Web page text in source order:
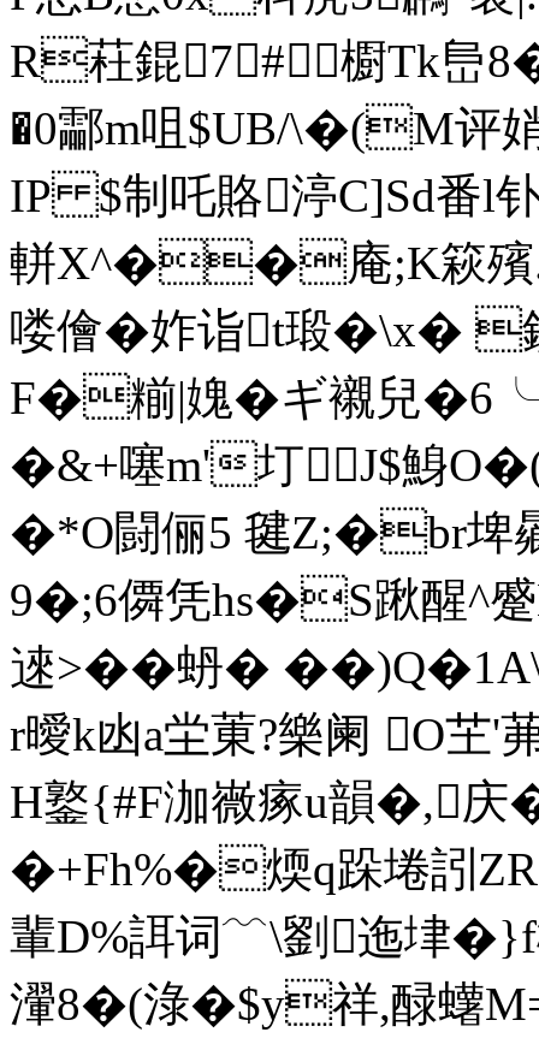
R荰錕7#櫉Tk
�0酃m咀$UB/\�(M评
IP $制吒賂渟C]Sd
軿X^��庵;K篍
喽儈�妰诣t瑖
F�糋|媿�ギ襯兒
�&+噻m'圢 J$鯓
�*O闘俪5 毽Z;�br埤曏
9�;6僲凭hs�S踿醒^
逨>��蚒�
r曖k凼a坣菄?樂阑 O
H鐜{#F泇嶶瘃u韻�,庆
�+Fh%�煗q跺埢訠
輩D%誀词﹋\劉迤垏
瀈8�(淥�$y祥,醁蠴